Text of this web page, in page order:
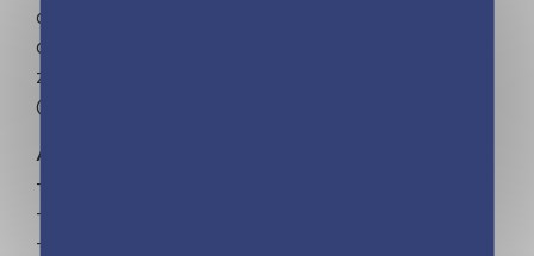
décembre 2024, un espace dédié aux priorités
du mois, une zone mémo pour les parents, une
zone mémo pour les enfants… et c'est tout
(mais c'est déjà pas mal) !
Avec en bonus :
– 1 pochette de rangement
– 2 maxi-trombones
– 500 stickers colorés